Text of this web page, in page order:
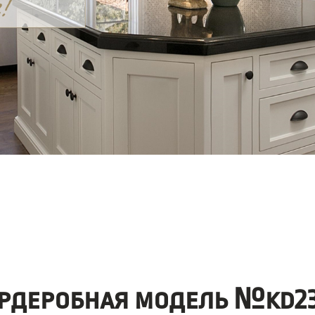
модель